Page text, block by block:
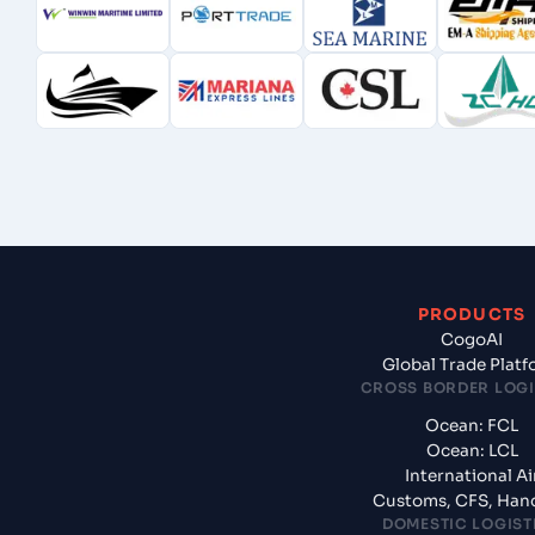
PRODUCTS
CogoAI
Global Trade
CROSS BORDER
Ocean: FCL
Ocean: LCL
International
Customs, CFS,
DOMESTIC